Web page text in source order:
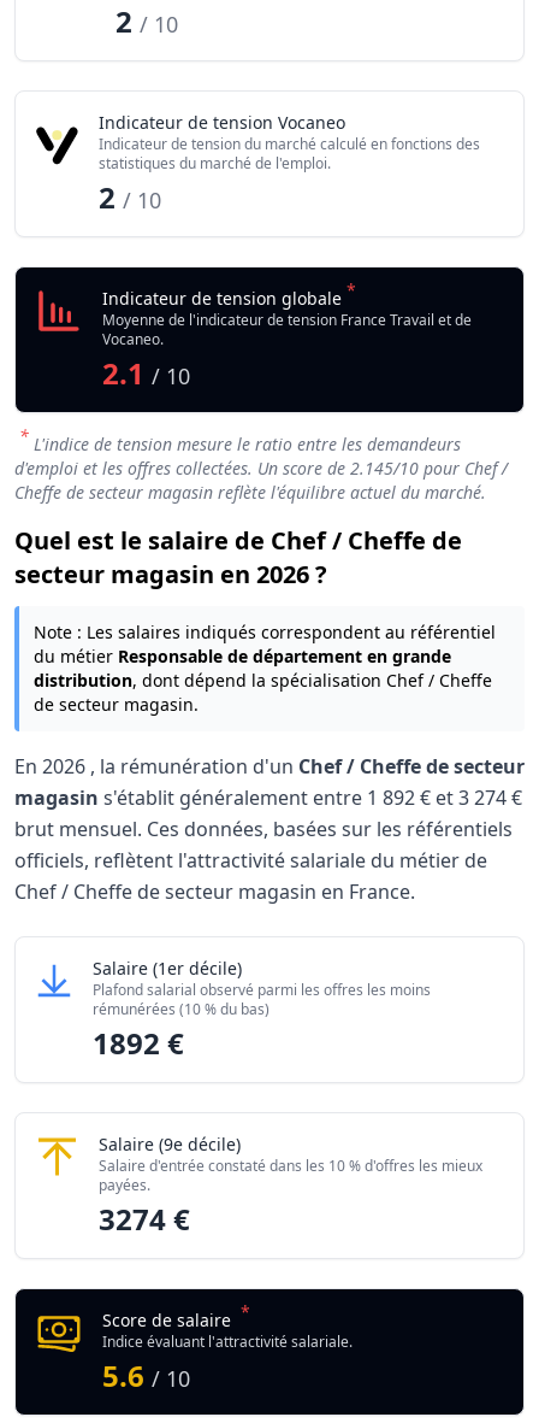
2/ 10
Indicateur de tension Vocaneo
Indicateur de tension du marché calculé en fonctions des
statistiques du marché de l'emploi.
2 / 10
Indicateur de tension globale *
Moyenne de l'indicateur de tension France Travail et de
Vocaneo.
2.1 / 10
* L'indice de tension mesure le ratio entre les demandeurs
d'emploi et les offres collectées. Un score de 2.145/10 pour Chef /
Cheffe de secteur magasin reflète l'équilibre actuel du marché.
Quel est le salaire de Chef / Cheffe de
secteur magasin en 2026 ?
Note : Les salaires indiqués correspondent au référentiel
du métier Responsable de département en grande
distribution, dont dépend la spécialisation Chef / Cheffe
de secteur magasin.
En 2026 , la rémunération d'un Chef / Cheffe de secteur
magasin s'établit généralement entre 1 892 € et3 274 €
brut mensuel. Ces données, basées sur les référentiels
officiels, reflètent l'attractivité salariale du métier de
Chef / Cheffe de secteur magasin en France.
Grille salariale Chef / Cheffe de secteur magasin
Niveau de salaire (Déciles)
Salaire minimum (10% les moins rémunérés)
Salaire maximum (10% les mieux rémunérés)
Salaire Chef / Cheffe de secteur magasin
(1er décile)
Plafond salarial observé parmi les offres les moins
rémunérées (10 % du bas)
1892 €
Salaire Chef / Cheffe de secteur magasin
(9e décile)
Salaire d'entrée constaté dans les 10 % d'offres les mieux
payées.
3274 €
Score de salaire *
Indice évaluant l'attractivité salariale.
5.6 / 10